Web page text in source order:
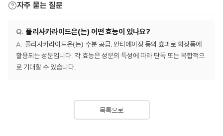
자주 묻는 질문
폴리사카라이드은(는) 어떤 효능이 있나요?
폴리사카라이드은(는) 수분 공급, 안티에이징 등의 효과로 화장품에
활용되는 성분입니다. 각 효능은 성분의 특성에 따라 단독 또는 복합적으
로 기대할 수 있습니다.
목록으로